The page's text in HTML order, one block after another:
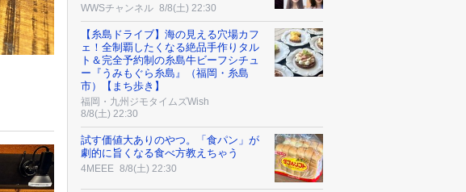
WWSチャンネル 8/8(土) 22:30
【糸島ドライブ】海の見える穴場カフ
ェ！全制覇したくなる絶品手作りタル
ト＆完全予約制の糸島牛ビーフシチュ
ー『うみもぐら糸島』（福岡・糸島
市）【まち歩き】
福岡・九州ジモタイムズWish
8/8(土) 22:30
試す価値大ありのやつ。「食パン」が
劇的に旨くなる食べ方教えちゃう
4MEEE 8/8(土) 22:30